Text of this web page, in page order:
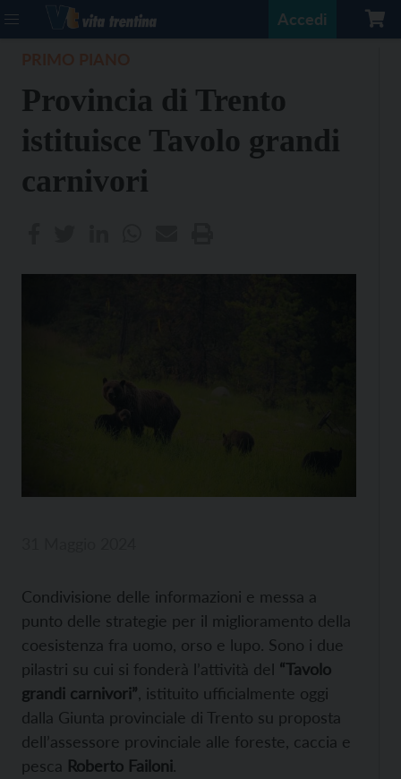
Accedi
Provincia di Trento
istituisce Tavolo grandi
carnivori
Condivisione delle informazioni e messa a
punto delle strategie per il miglioramento della
coesistenza fra uomo, orso e lupo. Sono i due
pilastri su cui si fonderà l’attività del “Tavolo
grandi carnivori” , istituito ufficialmente oggi
dalla Giunta provinciale di Trento su proposta
dell’assessore provinciale alle foreste, caccia e
pesca Roberto Failoni.